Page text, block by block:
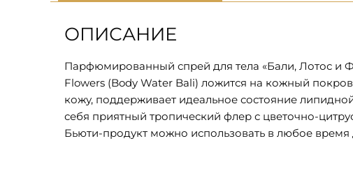
ОПИСАНИЕ
Парфюмированный спрей для тела «Бали, Лотос и
Flowers (Body Water Bali) ложится на кожный
кожу, поддерживает идеальное состояние
себя приятный тропический флер с цветочно-
Бьюти-продукт можно использовать в любое